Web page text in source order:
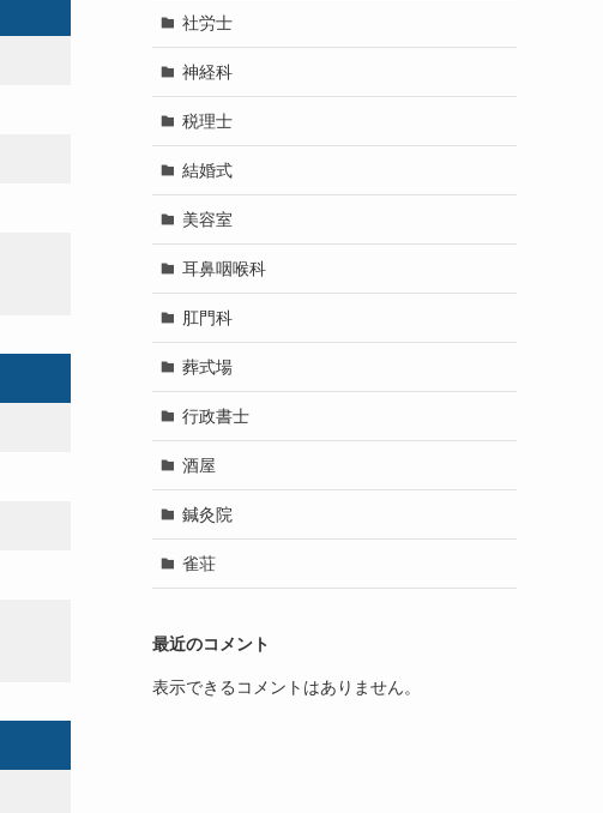
社労士
神経科
税理士
結婚式
美容室
耳鼻咽喉科
肛門科
葬式場
行政書士
酒屋
鍼灸院
雀荘
最近のコメント
表示できるコメントはありません。